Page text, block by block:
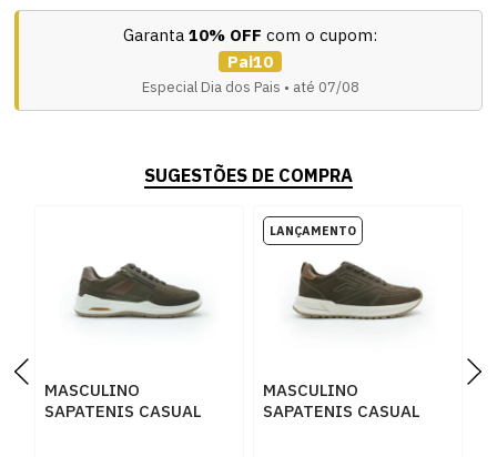
Garanta 10% OFF com o cupom:
Pai10
Especial Dia dos Pais • até 07/08
SUGESTÕES DE COMPRA
MASCULINO
SAPATENIS CASUAL
MASCULINO
SAPATENIS CASUAL